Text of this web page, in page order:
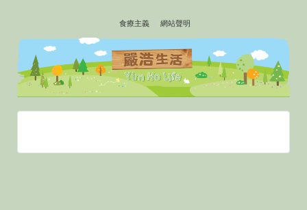
TO
MAIN
CONTENT
食療主義 網站聲明